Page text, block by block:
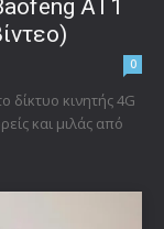
AT1
0
δίκτυο κινητής 4G
και μιλάς από